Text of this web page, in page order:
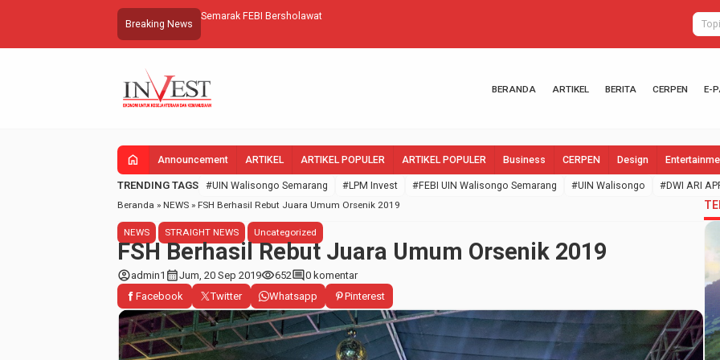
Breaking News
Semarak FEBI Bersholawat LPM Invest
BERANDA ARTIKEL BERITA CERPEN E-
home Announcement ARTIKEL ARTIKEL POPULER ARTIKEL POPULER Business CERPEN Design
TRENDING TAGS #UIN Walisongo Semarang #LPM Invest #FEBI UIN Walisongo Semarang #UIN Walisongo #DWI ARI
Beranda » NEWS » FSH Berhasil Rebut Juara Umum Orsenik 2019
NEWS STRAIGHT NEWS Uncategorized
FSH Berhasil Rebut Juara Umum Orsenik 2019
account_circleadmin1 calendar_monthJum, 20 Sep 2019visibility652comment0 komentar
Facebook
Twitter Whatsapp Pinterest